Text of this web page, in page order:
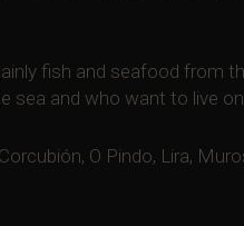
fish and seafood from
sea and who want to live
O Pindo, Lira,